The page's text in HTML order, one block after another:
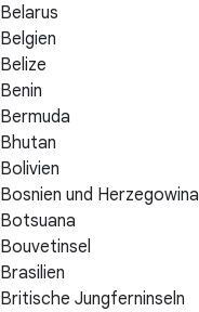
Belarus
Belgien
Belize
Benin
Bermuda
Bhutan
Bolivien
Bosnien und Herzegowina
Botsuana
Bouvetinsel
Brasilien
Britische Jungferninseln